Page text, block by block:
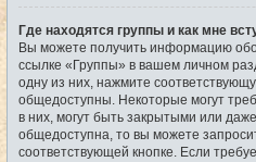
Где находятся группы и как мне
Вы можете получить информацию
ссылке «Группы» в вашем личном
одну из них, нажмите
общедоступны. Некоторые могут
в них, могут быть закрытыми или
общедоступна, то вы можете
соответствующей кнопке. Если